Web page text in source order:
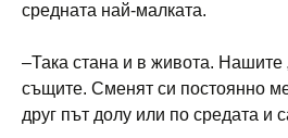
средната най-малката.
–Така стана и в живота. Нашите
същите. Сменят си постоянно
друг път долу или по средата и